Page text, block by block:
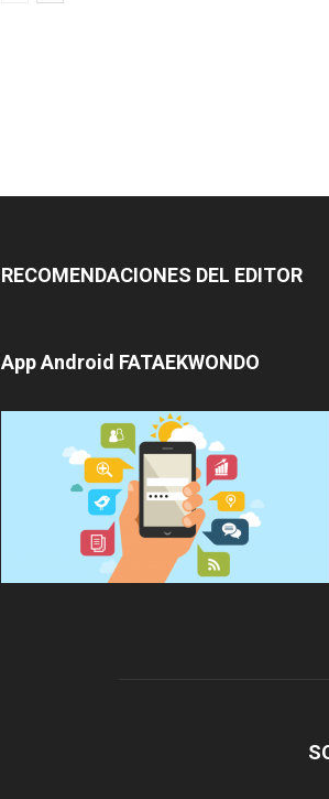
RECOMENDACIONES DEL EDITOR
App Android FATAEKWONDO